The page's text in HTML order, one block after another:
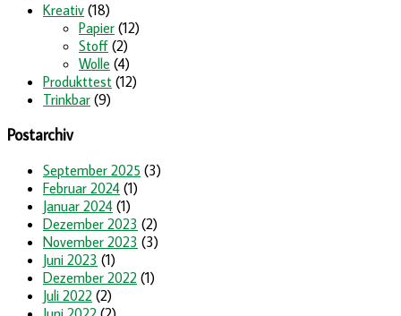
Kreativ (18)
Papier (12)
Stoff (2)
Wolle (4)
Produkttest (12)
Trinkbar (9)
Postarchiv
September 2025 (3)
Februar 2024 (1)
Januar 2024 (1)
Dezember 2023 (2)
November 2023 (3)
Juni 2023 (1)
Dezember 2022 (1)
Juli 2022 (2)